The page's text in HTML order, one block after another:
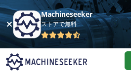
Machineseeker
ストアで無料